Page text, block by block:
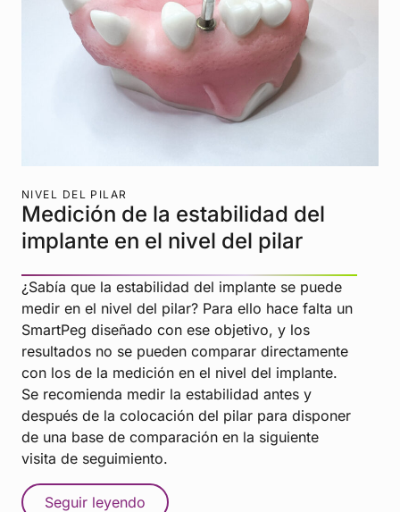
NIVEL DEL PILAR
Medición de la estabilidad del
implante en el nivel del pilar
¿Sabía que la estabilidad del implante se puede
medir en el nivel del pilar? Para ello hace falta un
SmartPeg diseñado con ese objetivo, y los
resultados no se pueden comparar directamente
con los de la medición en el nivel del implante.
Se recomienda medir la estabilidad antes y
después de la colocación del pilar para disponer
de una base de comparación en la siguiente
visita de seguimiento.
Seguir leyendo